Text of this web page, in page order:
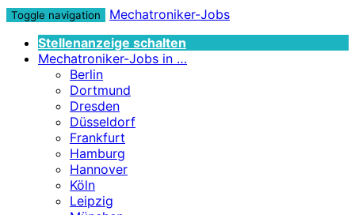
Toggle navigation
Mechatroniker-Jobs
Stellenanzeige schalten
Mechatroniker-Jobs in …
Berlin
Dortmund
Dresden
Düsseldorf
Frankfurt
Hamburg
Hannover
Köln
Leipzig